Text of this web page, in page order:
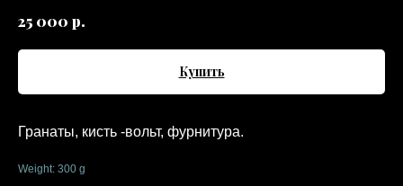
25 000 р.
Купить
Гранаты, кисть -вольт, фурнитура.
Weight: 300 g